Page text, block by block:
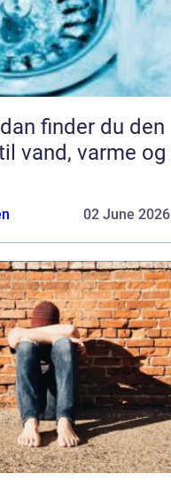
vand, varme og
02 June 2026